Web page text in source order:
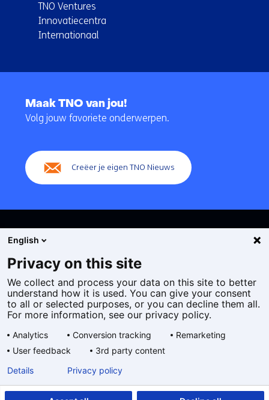
TNO Ventures
Innovatiecentra
Internationaal
navigatie
Maak TNO van jou!
Volg jouw favoriete onderwerpen.
Creëer je eigen TNO Nieuws
Cookies
Privacy statement
Toegankelijkheid
Algemene voorwaarden
taal:
English
Privacy on this site
We collect and process your data on this site to better
understand how it is used. You can give your consent
to all or selected purposes, or you can decline them all.
For more information, see our privacy policy.
Analytics Conversion tracking
Remarketing
User feedback
3rd party content
Details Privacy policy